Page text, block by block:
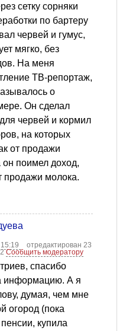
сетку сорняки
по бартеру
червей и гумус,
мягко, без
На меня
ТВ-репортаж,
о
Он сделал
червей и кормил
на которых
от продажи
он поимел доход,
продажи молока.
отредактирован 23
Сообщить модератору
спасибо
информацию. А я
думая, чем мне
огород (пока
купила